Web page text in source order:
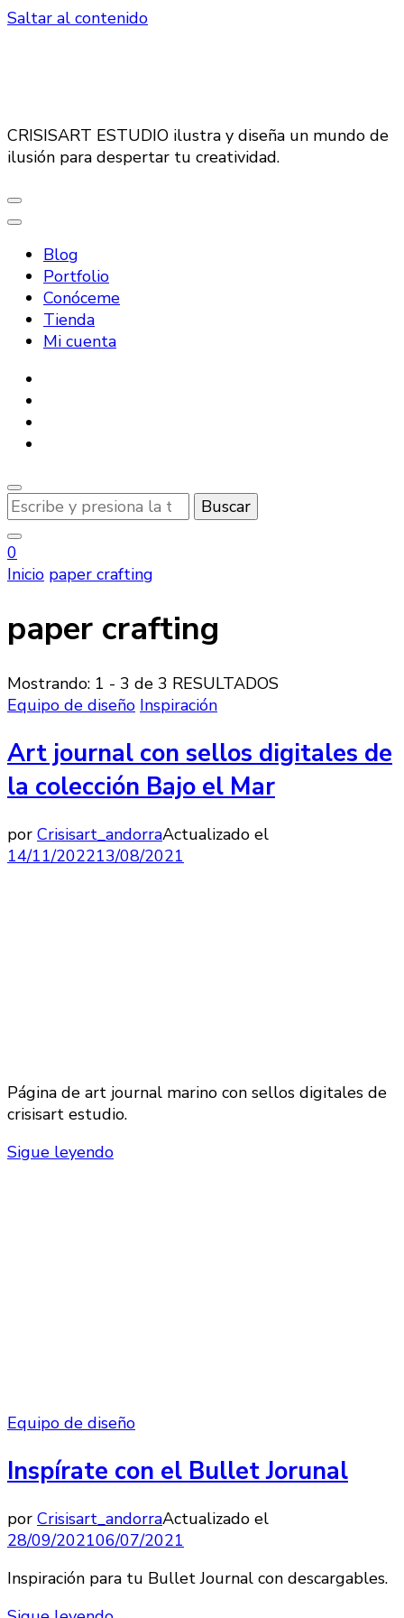
Saltar al contenido
CRISISART ESTUDIO ilustra y diseña un mundo de
ilusión para despertar tu creatividad.
Blog
Portfolio
Conóceme
Tienda
Mi cuenta
¿Buscas
algo?
0
Inicio paper crafting
paper crafting
Mostrando: 1 - 3 de 3 RESULTADOS
Equipo de diseño Inspiración
Art journal con sellos digitales de
la colección Bajo el Mar
por Crisisart_andorraActualizado el
14/11/202213/08/2021
Página de art journal marino con sellos digitales de
crisisart estudio.
Sigue leyendo
Equipo de diseño
Inspírate con el Bullet Jorunal
por Crisisart_andorraActualizado el
28/09/202106/07/2021
Inspiración para tu Bullet Journal con descargables.